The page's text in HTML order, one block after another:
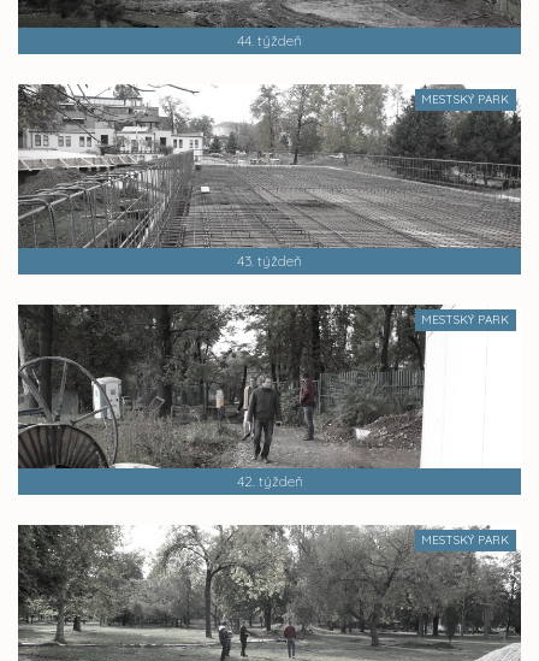
44. týždeň
MESTSKÝ PARK
43. týždeň
MESTSKÝ PARK
42. týždeň
MESTSKÝ PARK